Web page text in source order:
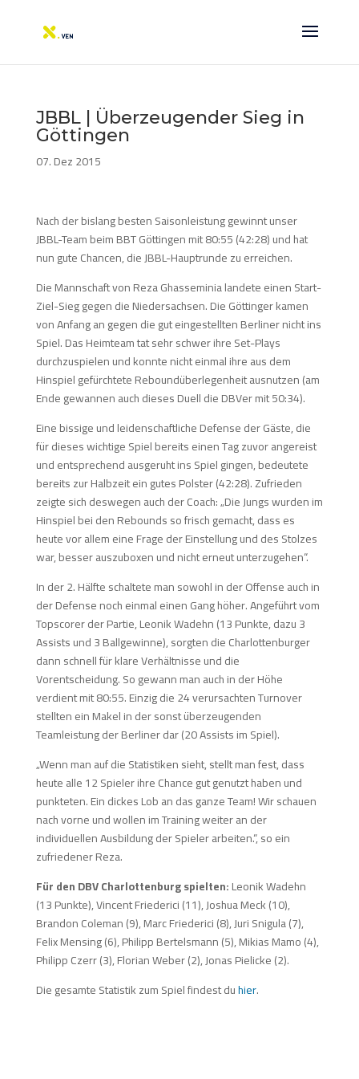
JBBL | Überzeugender Sieg in
Göttingen
07. Dez 2015
Nach der bislang besten Saisonleistung gewinnt unser
JBBL-Team beim BBT Göttingen mit 80:55 (42:28) und hat
nun gute Chancen, die JBBL-Hauptrunde zu erreichen.
Die Mannschaft von Reza Ghasseminia landete einen Start-
Ziel-Sieg gegen die Niedersachsen. Die Göttinger kamen
von Anfang an gegen die gut eingestellten Berliner nicht ins
Spiel. Das Heimteam tat sehr schwer ihre Set-Plays
durchzuspielen und konnte nicht einmal ihre aus dem
Hinspiel gefürchtete Reboundüberlegenheit ausnutzen (am
Ende gewannen auch dieses Duell die DBVer mit 50:34).
Eine bissige und leidenschaftliche Defense der Gäste, die
für dieses wichtige Spiel bereits einen Tag zuvor angereist
und entsprechend ausgeruht ins Spiel gingen, bedeutete
bereits zur Halbzeit ein gutes Polster (42:28). Zufrieden
zeigte sich deswegen auch der Coach: „Die Jungs wurden im
Hinspiel bei den Rebounds so frisch gemacht, dass es
heute vor allem eine Frage der Einstellung und des Stolzes
war, besser auszuboxen und nicht erneut unterzugehen“.
In der 2. Hälfte schaltete man sowohl in der Offense auch in
der Defense noch einmal einen Gang höher. Angeführt vom
Topscorer der Partie, Leonik Wadehn (13 Punkte, dazu 3
Assists und 3 Ballgewinne), sorgten die Charlottenburger
dann schnell für klare Verhältnisse und die
Vorentscheidung. So gewann man auch in der Höhe
verdient mit 80:55. Einzig die 24 verursachten Turnover
stellten ein Makel in der sonst überzeugenden
Teamleistung der Berliner dar (20 Assists im Spiel).
„Wenn man auf die Statistiken sieht, stellt man fest, dass
heute alle 12 Spieler ihre Chance gut genutzt haben und
punkteten. Ein dickes Lob an das ganze Team! Wir schauen
nach vorne und wollen im Training weiter an der
individuellen Ausbildung der Spieler arbeiten.“, so ein
zufriedener Reza.
Für den DBV Charlottenburg spielten:Leonik Wadehn
(13 Punkte), Vincent Friederici (11), Joshua Meck (10),
Brandon Coleman (9), Marc Friederici (8), Juri Snigula (7),
Felix Mensing (6), Philipp Bertelsmann (5), Mikias Mamo (4),
Philipp Czerr (3), Florian Weber (2), Jonas Pielicke (2).
Die gesamte Statistik zum Spiel findest duhier.